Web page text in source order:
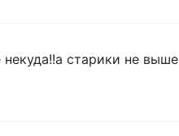
старики не выше